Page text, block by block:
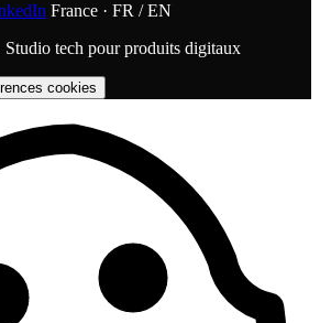
France · FR / EN
tech pour produits digitaux
cookies